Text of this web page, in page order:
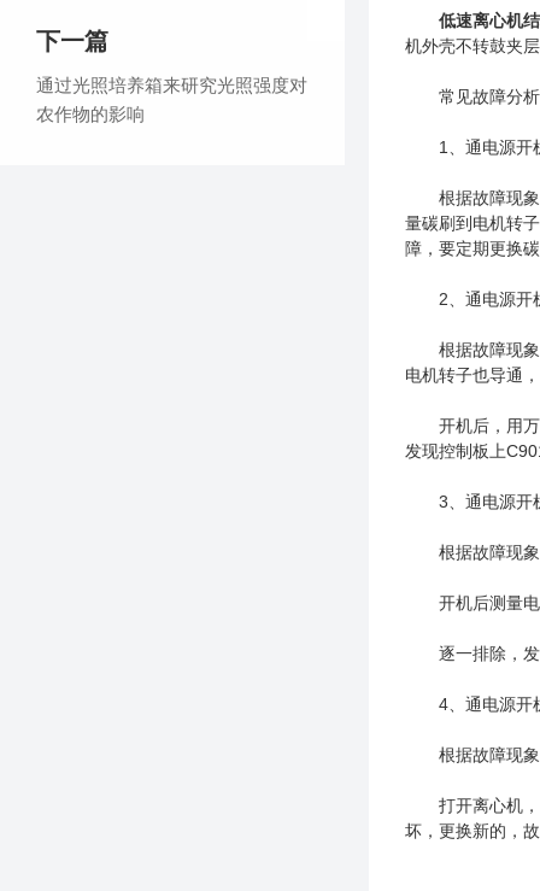
低速离心机
机外壳不转鼓夹
常见故障分析
1、通电源开机
根据故障现象
量碳刷到电机转
障，要定期更换
2、通电源开机
根据故障现象
电机转子也导通
开机后，用万
发现控制板上
3、通电源开机
根据故障现象
开机后测量电
逐一排除，发
4、通电源开机
根据故障现象
打开离心机，
坏，更换新的，
下一篇
通过光照培养箱来研究光照强度对
农作物的影响